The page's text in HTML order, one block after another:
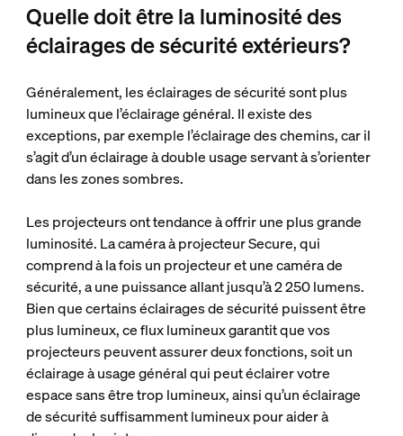
Quelle doit être la luminosité des
éclairages de sécurité extérieurs?
Généralement, les éclairages de sécurité sont plus
lumineux que l’éclairage général. Il existe des
exceptions, par exemple l’éclairage des chemins, car il
s’agit d’un éclairage à double usage servant à s’orienter
dans les zones sombres.
Les projecteurs ont tendance à offrir une plus grande
luminosité. La caméra à projecteur Secure, qui
comprend à la fois un projecteur et une caméra de
sécurité, a une puissance allant jusqu’à 2 250 lumens.
Bien que certains éclairages de sécurité puissent être
plus lumineux, ce flux lumineux garantit que vos
projecteurs peuvent assurer deux fonctions, soit un
éclairage à usage général qui peut éclairer votre
espace sans être trop lumineux, ainsi qu’un éclairage
de sécurité suffisamment lumineux pour aider à